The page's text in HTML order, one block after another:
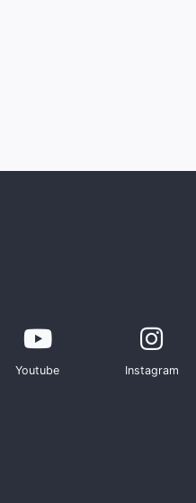
Youtube Instagram